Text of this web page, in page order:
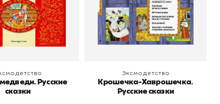
Русские
сказки
В корзину
Эксмодетство
Крошечка-Хаврошечка.
Русские сказки